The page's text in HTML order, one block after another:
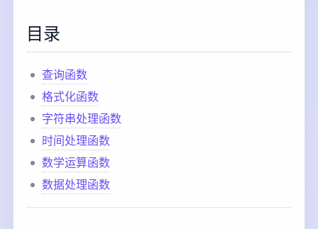
目录
查询函数
格式化函数
字符串处理函数
时间处理函数
数学运算函数
数据处理函数